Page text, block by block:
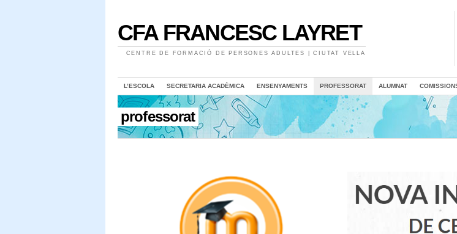
CFA FRANCESC LAYRET
CENTRE DE FORMACIÓ DE PERSONES ADULTES | CIUTAT VELLA
L’ESCOLA SECRETARIA ACADÈMICA ENSENYAMENTS PROFESSORAT ALUMNAT
professorat